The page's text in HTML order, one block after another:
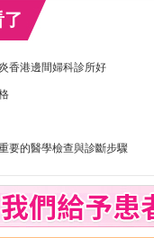
香港邊間婦科診所好
要的醫學檢查與診斷步驟